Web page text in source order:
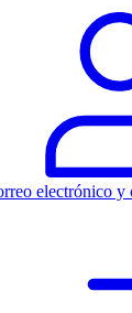
electrónico y